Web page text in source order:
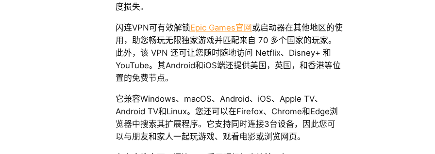
度损失。
闪连VPN可有效解锁Epic Games官网 或启动器在其他地区的使
用，助您畅玩无限独家游戏并匹配来自 70 多个国家的玩家。
此外，该 VPN 还可让您随时随地访问 Netflix、Disney+ 和
YouTube。其Android和iOS端还提供美国，英国，和香港等位
置的免费节点。
它兼容Windows、macOS、Android、iOS、Apple TV、
Android TV和Linux。您还可以在Firefox、Chrome和Edge浏
览器中搜索其扩展程序。它支持同时连接3台设备，因此您可
以与朋友和家人一起玩游戏、观看电影或浏览网页。